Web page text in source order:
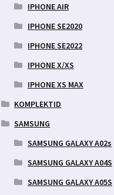
IPHONE AIR
IPHONE SE2020
IPHONE SE2022
IPHONE X/XS
IPHONE XS MAX
KOMPLEKTID
SAMSUNG
SAMSUNG GALAXY A02s
SAMSUNG GALAXY A04S
SAMSUNG GALAXY A05S